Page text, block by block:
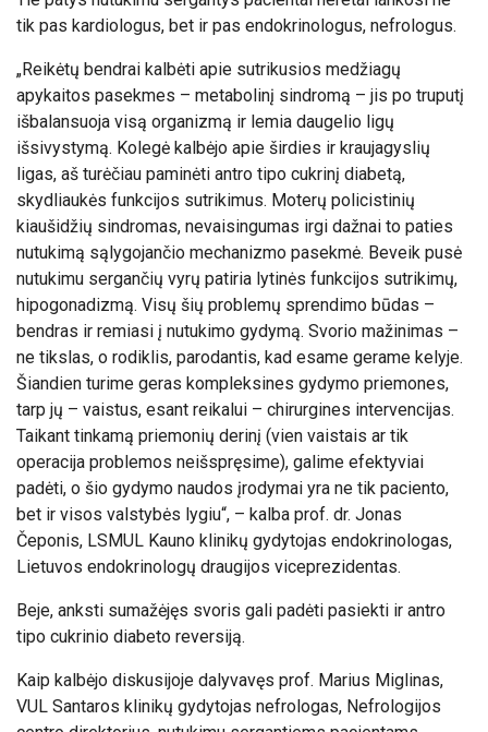
tik pas kardiologus, bet ir pas endokrinologus, nefrologus.
„Reikėtų bendrai kalbėti apie sutrikusios medžiagų
apykaitos pasekmes – metabolinį sindromą – jis po truputį
išbalansuoja visą organizmą ir lemia daugelio ligų
išsivystymą. Kolegė kalbėjo apie širdies ir kraujagyslių
ligas, aš turėčiau paminėti antro tipo cukrinį diabetą,
skydliaukės funkcijos sutrikimus. Moterų policistinių
kiaušidžių sindromas, nevaisingumas irgi dažnai to paties
nutukimą sąlygojančio mechanizmo pasekmė. Beveik pusė
nutukimu sergančių vyrų patiria lytinės funkcijos sutrikimų,
hipogonadizmą. Visų šių problemų sprendimo būdas –
bendras ir remiasi į nutukimo gydymą. Svorio mažinimas –
ne tikslas, o rodiklis, parodantis, kad esame gerame kelyje.
Šiandien turime geras kompleksines gydymo priemones,
tarp jų – vaistus, esant reikalui – chirurgines intervencijas.
Taikant tinkamą priemonių derinį (vien vaistais ar tik
operacija problemos neišspręsime), galime efektyviai
padėti, o šio gydymo naudos įrodymai yra ne tik paciento,
bet ir visos valstybės lygiu“, – kalba prof. dr. Jonas
Čeponis, LSMUL Kauno klinikų gydytojas endokrinologas,
Lietuvos endokrinologų draugijos viceprezidentas.
Beje, anksti sumažėjęs svoris gali padėti pasiekti ir antro
tipo cukrinio diabeto reversiją.
Kaip kalbėjo diskusijoje dalyvavęs prof. Marius Miglinas,
VUL Santaros klinikų gydytojas nefrologas, Nefrologijos